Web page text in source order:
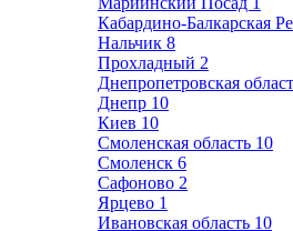
Кабардино-Балкарская
Нальчик 8
Прохладный 2
Днепропетровская
Днепр 10
Киев 10
Смоленская область 10
Смоленск 6
Сафоново 2
Ярцево 1
Ивановская область 10